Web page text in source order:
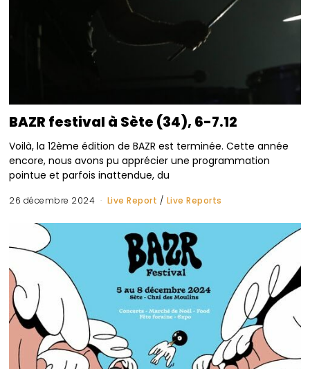
BAZR festival à Sète (34), 6-7.12
Voilà, la 12ème édition de BAZR est terminée. Cette année
encore, nous avons pu apprécier une programmation
pointue et parfois inattendue, du
26 décembre 2024 Live Report / Live Reports